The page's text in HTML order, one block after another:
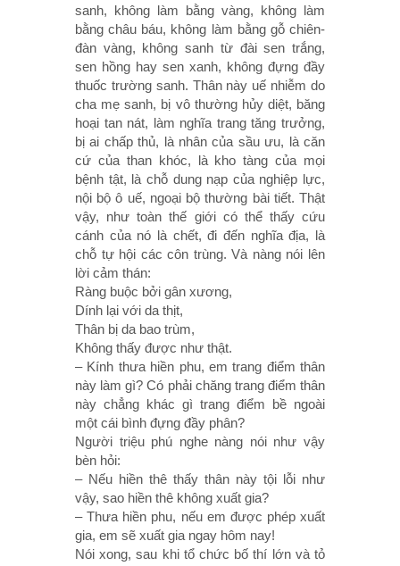
sanh, không làm bằng vàng, không làm
bằng châu báu, không làm bằng gỗ chiên-
đàn vàng, không sanh từ đài sen trắng,
sen hồng hay sen xanh, không đựng đầy
thuốc trường sanh. Thân này uế nhiễm do
cha mẹ sanh, bị vô thường hủy diệt, băng
hoại tan nát, làm nghĩa trang tăng trưởng,
bị ai chấp thủ, là nhân của sầu ưu, là căn
cứ của than khóc, là kho tàng của mọi
bệnh tật, là chỗ dung nạp của nghiệp lực,
nội bộ ô uế, ngoại bộ thường bài tiết. Thật
vậy, như toàn thế giới có thể thấy cứu
cánh của nó là chết, đi đến nghĩa địa, là
chỗ tự hội các côn trùng. Và nàng nói lên
lời cảm thán:
Ràng buộc bởi gân xương,
Dính lại với da thịt,
Thân bị da bao trùm,
Không thấy được như thật.
– Kính thưa hiền phu, em trang điểm thân
này làm gì? Có phải chăng trang điểm thân
này chẳng khác gì trang điểm bề ngoài
một cái bình đựng đầy phân?
Người triệu phú nghe nàng nói như vậy
bèn hỏi:
– Nếu hiền thê thấy thân này tội lỗi như
vậy, sao hiền thê không xuất gia?
– Thưa hiền phu, nếu em được phép xuất
gia, em sẽ xuất gia ngay hôm nay!
Nói xong, sau khi tổ chức bố thí lớn và tỏ